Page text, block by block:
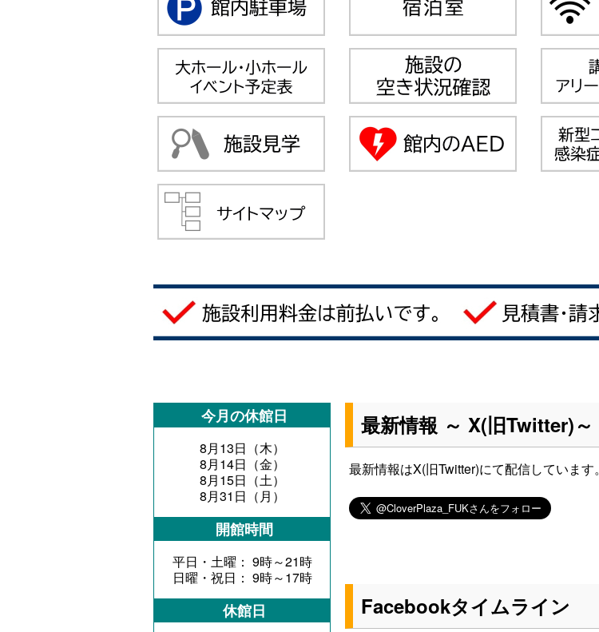
今月の休館日
8月13日（木）
8月14日（金）
8月15日（土）
8月31日（月）
開館時間
平日・土曜： 9時～21時
日曜・祝日： 9時～17時
休館日
最新情報 ～ X(旧Twitter)～
最新情報はX(旧Twitter)にて配信しています。
Facebookタイムライン